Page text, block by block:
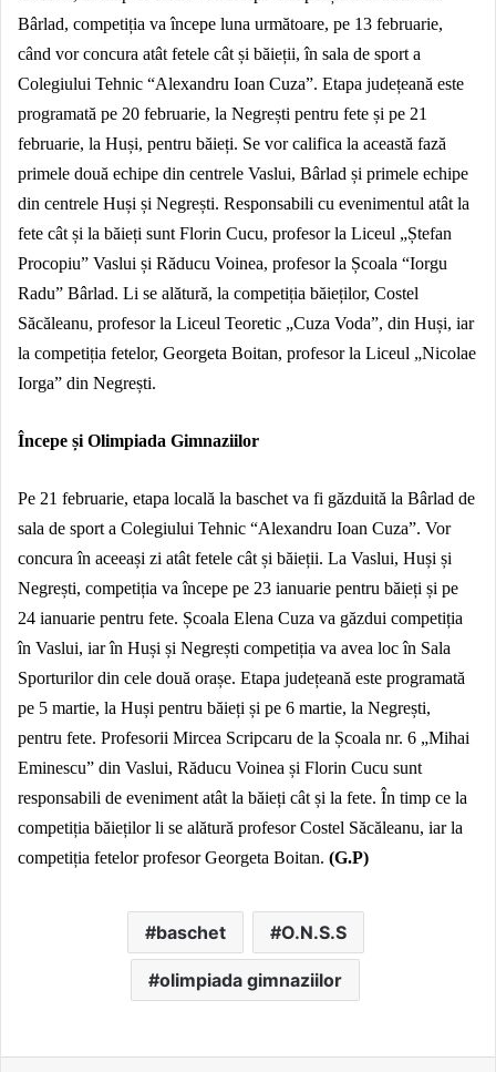
Bârlad, competiția va începe luna următoare, pe 13 februarie,
când vor concura atât fetele cât și băieții, în sala de sport a
Colegiului Tehnic “Alexandru Ioan Cuza”. Etapa județeană este
programată pe 20 februarie, la Negrești pentru fete și pe 21
februarie, la Huși, pentru băieți. Se vor califica la această fază
primele două echipe din centrele Vaslui, Bârlad și primele echipe
din centrele Huși și Negrești. Responsabili cu evenimentul atât la
fete cât și la băieți sunt Florin Cucu, profesor la Liceul „Ștefan
Procopiu” Vaslui și Răducu Voinea, profesor la Școala “Iorgu
Radu” Bârlad. Li se alătură, la competiția băieților, Costel
Săcăleanu, profesor la Liceul Teoretic „Cuza Voda”, din Huși, iar
la competiția fetelor, Georgeta Boitan, profesor la Liceul „Nicolae
Iorga” din Negrești.
Începe și Olimpiada Gimnaziilor
Pe 21 februarie, etapa locală la baschet va fi găzduită la Bârlad de
sala de sport a Colegiului Tehnic “Alexandru Ioan Cuza”. Vor
concura în aceeași zi atât fetele cât și băieții. La Vaslui, Huși și
Negrești, competiția va începe pe 23 ianuarie pentru băieți și pe
24 ianuarie pentru fete. Școala Elena Cuza va găzdui competiția
în Vaslui, iar în Huși și Negrești competiția va avea loc în Sala
Sporturilor din cele două orașe. Etapa județeană este programată
pe 5 martie, la Huși pentru băieți și pe 6 martie, la Negrești,
pentru fete. Profesorii Mircea Scripcaru de la Școala nr. 6 „Mihai
Eminescu” din Vaslui, Răducu Voinea și Florin Cucu sunt
responsabili de eveniment atât la băieți cât și la fete. În timp ce la
competiția băieților li se alătură profesor Costel Săcăleanu, iar la
competiția fetelor profesor Georgeta Boitan. (G.P)
baschet O.N.S.S
olimpiada gimnaziilor